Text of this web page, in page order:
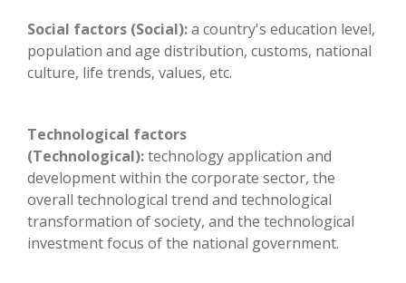
Social factors (Social):a country's education level,
population and age distribution, customs, national
culture, life trends, values, etc.
Technological factors
(Technological):technology application and
development within the corporate sector, the
overall technological trend and technological
transformation of society, and the technological
investment focus of the national government.